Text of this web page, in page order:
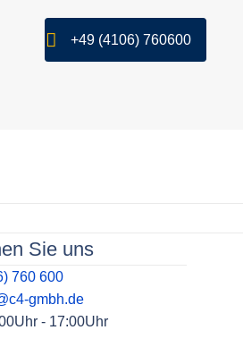
+49 (4106) 760600
Sie uns
760 600
gmbh.de
- 17:00Uhr